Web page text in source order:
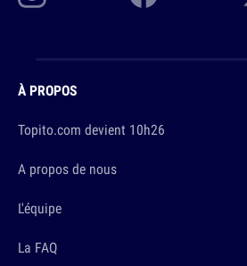
À PROPOS
Topito.com devient 10h26
A propos de nous
L'équipe
La FAQ